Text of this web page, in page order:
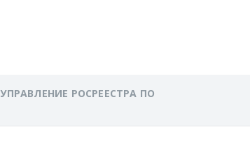
УПРАВЛЕНИЕ РОСРЕЕСТРА ПО